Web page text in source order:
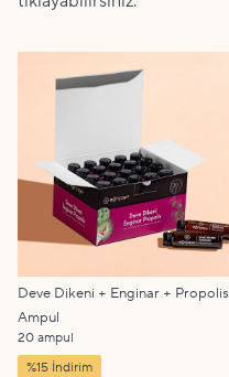
Deve Dikeni + Enginar + Propolis
Ampul
20 ampul
%15 İndirim